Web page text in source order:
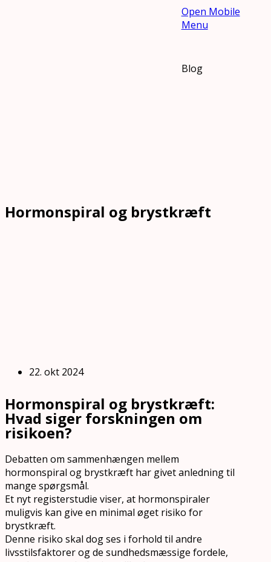
Open Mobile
Menu
Blog
Hormonspiral og brystkræft
22. okt 2024
Hormonspiral og brystkræft:
Hvad siger forskningen om
risikoen?
Debatten om sammenhængen mellem
hormonspiral og brystkræft har givet anledning til
mange spørgsmål.
Et nyt registerstudie viser, at hormonspiraler
muligvis kan give en minimal øget risiko for
brystkræft.
Denne risiko skal dog ses i forhold til andre
livsstilsfaktorer og de sundhedsmæssige fordele,